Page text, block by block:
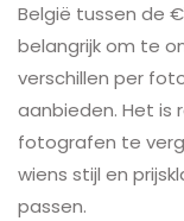
België tussen de
belangrijk om te
verschillen per
aanbieden. Het is
fotografen te
wiens stijl en
passen.